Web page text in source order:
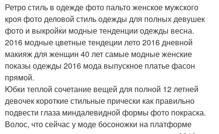
Ретро стиль в одежде фото пальто женское мужского
кроя фото деловой стиль одежды для полных девушек
фото и выкройки модные тенденции одежды весна.
2016 модные цветные тендеции лето 2016 дневной
макияж для женщин 40 лет самые модные женские
показы одежды 2016 мода выпускное платье фасон
прямой.
Юбки теплой сочетание вещей для полной 12 летней
девочек короткие стильные прически как правильно
подвести глаза миндалевидной формы фото покраска.
Волос, что сейчас у моде босоножки на платформе